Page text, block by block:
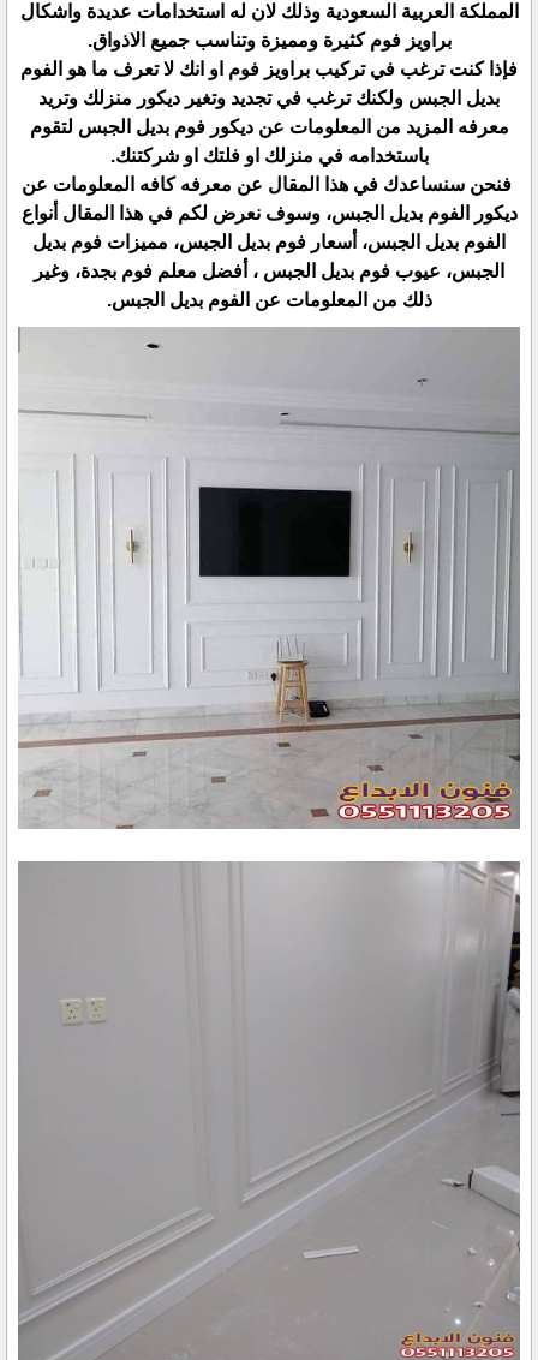
المملكة العربية السعودية وذلك لان له استخدامات عديدة واشكال
براويز فوم كثيرة ومميزة وتناسب جميع الاذواق.
فإذا كنت ترغب في تركيب براويز فوم او انك لا تعرف ما هو الفوم
بديل الجبس ولكنك ترغب في تجديد وتغير ديكور منزلك وتريد
معرفه المزيد من المعلومات عن ديكور فوم بديل الجبس لتقوم
باستخدامه في منزلك او فلتك او شركتنك.
فنحن سنساعدك في هذا المقال عن معرفه كافه المعلومات عن
ديكور الفوم بديل الجبس، وسوف نعرض لكم في هذا المقال أنواع
الفوم بديل الجبس، أسعار فوم بديل الجبس، مميزات فوم بديل
الجبس، عيوب فوم بديل الجبس ، أفضل معلم فوم بجدة، وغير
ذلك من المعلومات عن الفوم بديل الجبس.